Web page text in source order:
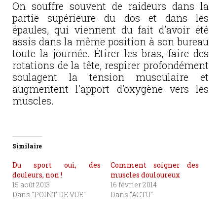
On souffre souvent de raideurs dans la
partie supérieure du dos et dans les
épaules, qui viennent du fait d’avoir été
assis dans la même position à son bureau
toute la journée. Étirer les bras, faire des
rotations de la tête, respirer profondément
soulagent la tension musculaire et
augmentent l’apport d’oxygène vers les
muscles.
Similaire
Du sport oui, des
douleurs, non !
15 août 2013
Dans "POINT DE VUE"
Comment soigner des
muscles douloureux
16 février 2014
Dans "ACTU"